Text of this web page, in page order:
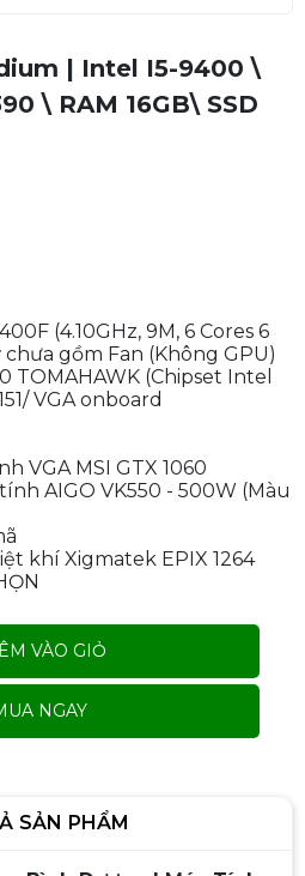
| Intel I5-9400 \
\ RAM 16GB\ SSD
(4.10GHz, 9M, 6 Cores 6
gồm Fan (Không GPU)
TOMAHAWK (Chipset Intel
VGA onboard
VGA MSI GTX 1060
AIGO VK550 - 500W (Màu
khí Xigmatek EPIX 1264
VÀO GIỎ
NGAY
SẢN PHẨM
/ i3-9100f/ Main H310/ Ram16/
Card 1050/ Nguồn
(1)